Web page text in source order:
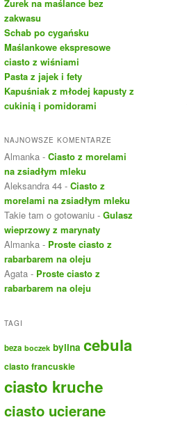
j
Żurek na maślance bez
zakwasu
Schab po cygańsku
Maślankowe ekspresowe
ciasto z wiśniami
Pasta z jajek i fety
Kapuśniak z młodej kapusty z
cukinią i pomidorami
NAJNOWSZE KOMENTARZE
Almanka - Ciasto z morelami
na zsiadłym mleku
Aleksandra 44 - Ciasto z
morelami na zsiadłym mleku
Takie tam o gotowaniu - Gulasz
wieprzowy z marynaty
Almanka - Proste ciasto z
rabarbarem na oleju
Agata - Proste ciasto z
rabarbarem na oleju
TAGI
beza boczek bylina cebula
ciasto francuskie
ciasto kruche
ciasto ucierane